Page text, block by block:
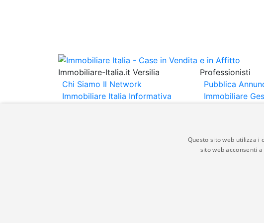
Immobiliare-Italia.it Versilia
Chi Siamo Il Network
Immobiliare Italia Informativa
Professionisti
Pubblica
Immobiliare
Gli annunci immobiliari presenti su immobiliare-
italia.it quindi non è responsabile della veridicità,
Questo sito web utilizza i
sito web acconsenti